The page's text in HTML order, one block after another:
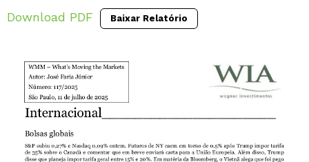
Download PDF Baixar Relatório